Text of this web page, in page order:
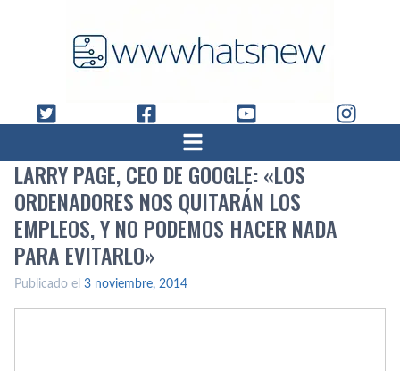
LARRY PAGE, CEO DE GOOGLE: «LOS
ORDENADORES NOS QUITARÁN LOS
EMPLEOS, Y NO PODEMOS HACER NADA
PARA EVITARLO»
Publicado el 3 noviembre, 2014